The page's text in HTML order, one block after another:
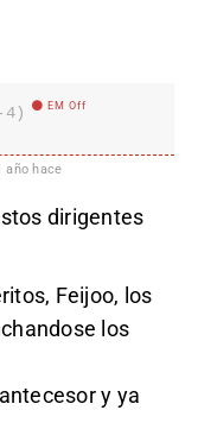
4) EM Off
año hace
dirigentes
Feijoo, los
los
y ya